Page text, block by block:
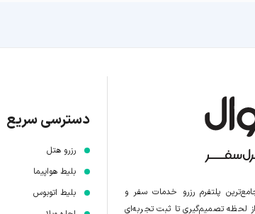
پلتفرم رزرو خدمات سفر و
از لحظه‌ تصمیم‌گیری تا ثبت تجربه‌ای
دسترسی سریع
رزرو هتل
بلیط هواپیما
بلیط اتوبوس